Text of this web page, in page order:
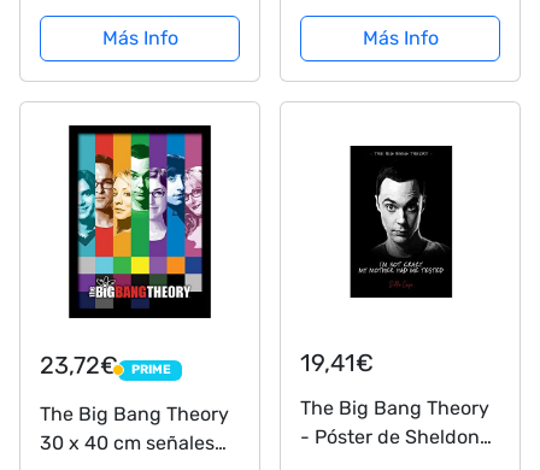
con Fine
Passepartout |
Cuadros De Pared |
En Un Marco De
Imagen 40x30 cm
Más Info
Visualización De
Fotos De Impresión
De Imagen Impresa
por Ventiladores De
Programa...
Más Info
23,72€ PRIME
PRIME
The Big Bang Theory
30 x 40 cm señales
19,41€
The Big Bang Theory
- Póster de Sheldon